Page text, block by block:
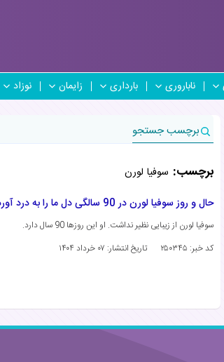
ناباروری بارداری زایمان نوزاد
برچسب جستجو
برچسب: سوفیا لورن
حال و روز سوفیا لورن در 90 سالگی دل ما را به درد آورد (عکس)
سوفیا لورن از زیبایی نظیر نداشت. او این روزها 90 سال دارد.
کد خبر: ۲۵۰۳۴۵
تاریخ انتشار: ۰۷ خرداد ۱۴۰۴